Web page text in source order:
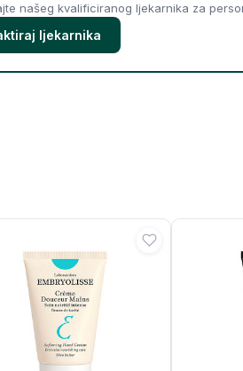
našeg kvalificiranog ljekarnika za
ljekarnika